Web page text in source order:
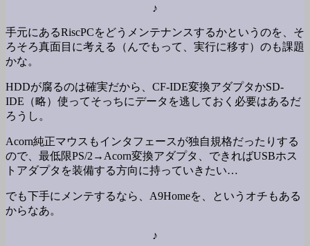
♪
手元にあるRiscPCをどうメンテナンスするかというのを、そ
ろそろ真面目に考える（んでもって、実行に移す）のも課題
かな。
HDDが腐るのは確実だから、CF-IDE変換アダプタかSD-
IDE（略）使ってそっちにデータを逃しておく必要はあるだ
ろうし。
Acorn純正マウスもインタフェースが独自規格だったりする
ので、最低限PS/2→Acorn変換アダプタ、できればUSBホス
トアダプタを装備する方向に持っていきたい…
でも下手にメンテするなら、A9Homeを、というオチもある
からなあ。
♪